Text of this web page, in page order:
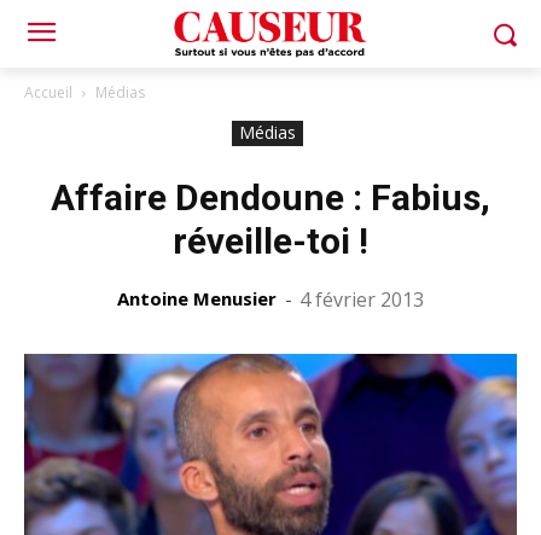
Accueil Médias
Médias
Affaire Dendoune : Fabius,
réveille-toi !
Antoine Menusier - 4 février 2013